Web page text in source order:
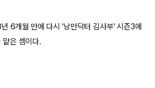
6개월 만에 다시 '낭만닥터 김사부' 시즌3에
맡은 셈이다.